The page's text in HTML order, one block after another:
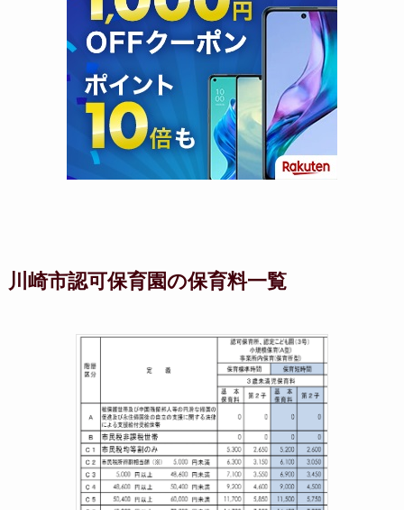
川崎市認可保育園の保育料一覧